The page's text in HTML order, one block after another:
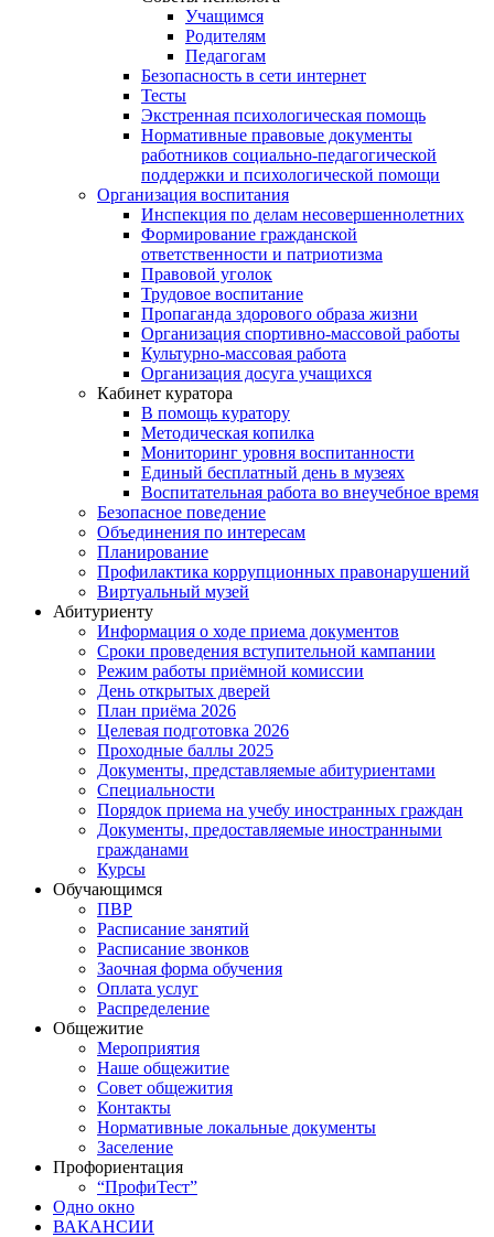
Учащимся
Родителям
Педагогам
Безопасность в сети интернет
Тесты
Экстренная психологическая помощь
Нормативные правовые документы
работников социально-педагогической
поддержки и психологической помощи
Организация воспитания
Инспекция по делам несовершеннолетних
Формирование гражданской
ответственности и патриотизма
Правовой уголок
Трудовое воспитание
Пропаганда здорового образа жизни
Организация спортивно-массовой работы
Культурно-массовая работа
Организация досуга учащихся
Кабинет куратора
В помощь куратору
Методическая копилка
Мониторинг уровня воспитанности
Единый бесплатный день в музеях
Воспитательная работа во внеучебное время
Безопасное поведение
Объединения по интересам
Планирование
Профилактика коррупционных правонарушений
Виртуальный музей
Абитуриенту
Информация о ходе приема документов
Сроки проведения вступительной кампании
Режим работы приёмной комиссии
День открытых дверей
План приёма 2026
Целевая подготовка 2026
Проходные баллы 2025
Документы, представляемые абитуриентами
Специальности
Порядок приема на учебу иностранных граждан
Документы, предоставляемые иностранными
гражданами
Курсы
Обучающимся
ПВР
Расписание занятий
Расписание звонков
Заочная форма обучения
Оплата услуг
Распределение
Общежитие
Мероприятия
Наше общежитие
Совет общежития
Контакты
Нормативные локальные документы
Заселение
Профориентация
“ПрофиТест”
Одно окно
ВАКАНСИИ